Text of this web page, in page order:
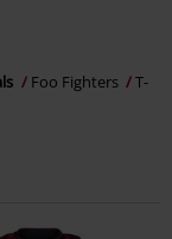
Foo Fighters
T-